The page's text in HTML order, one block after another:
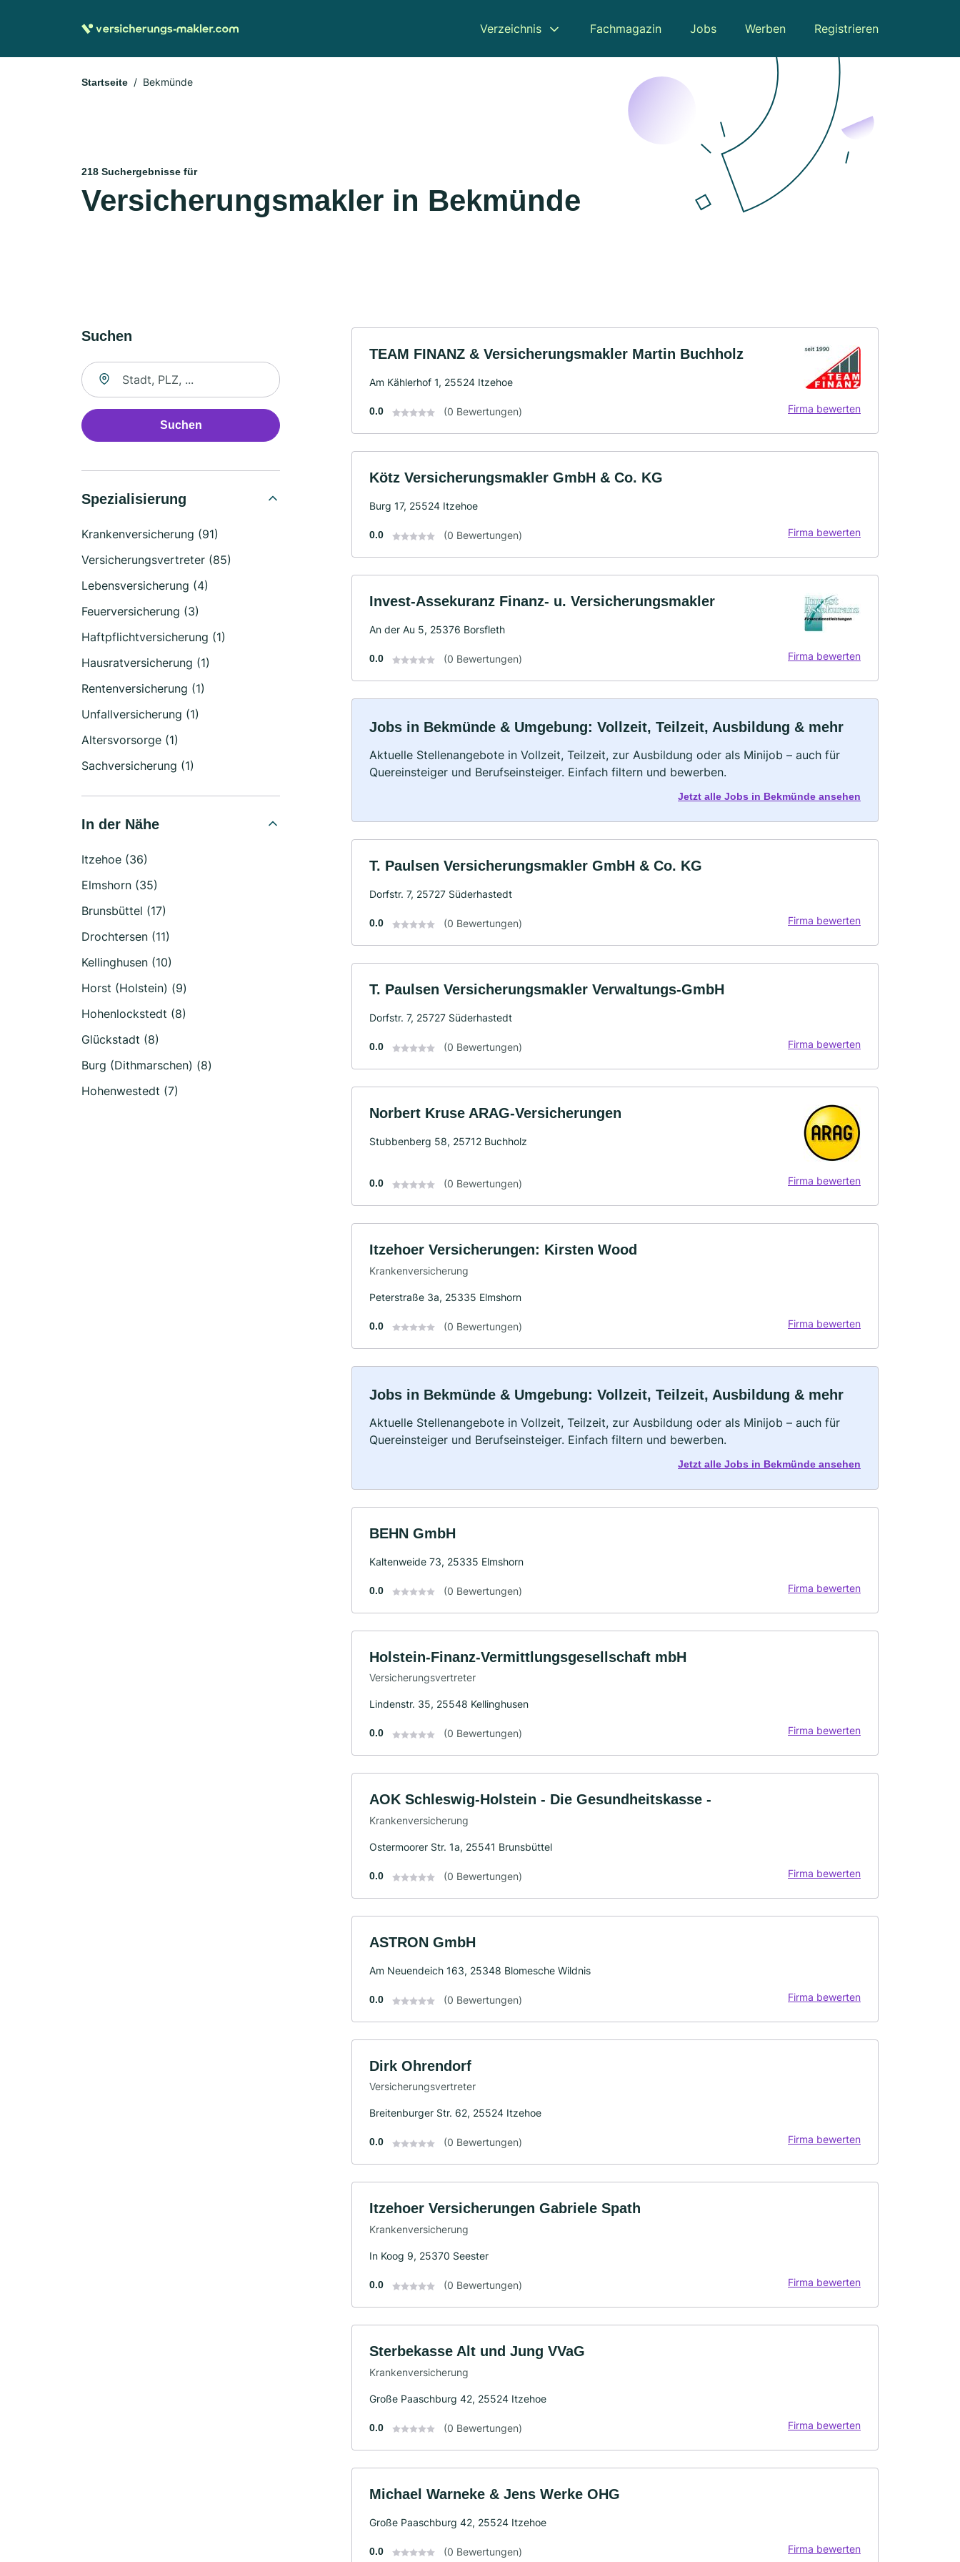
Verzeichnis Fachmagazin Jobs Werben Registrieren
Startseite Bekmünde
218 Suchergebnisse für
Versicherungsmakler in Bekmünde
Suchen
Suche nach Ort
Suchen
Spezialisierung
Krankenversicherung (91)
Versicherungsvertreter (85)
Lebensversicherung (4)
Feuerversicherung (3)
Haftpflichtversicherung (1)
Hausratversicherung (1)
Rentenversicherung (1)
Unfallversicherung (1)
Altersvorsorge (1)
Sachversicherung (1)
In der Nähe
Itzehoe (36)
Elmshorn (35)
Brunsbüttel (17)
Drochtersen (11)
Kellinghusen (10)
Horst (Holstein) (9)
Hohenlockstedt (8)
Glückstadt (8)
Burg (Dithmarschen) (8)
Hohenwestedt (7)
TEAM FINANZ & Versicherungsmakler Martin Buchholz
Am Kählerhof 1, 25524 Itzehoe
0.0 (0 Bewertungen) Firma bewerten
Kötz Versicherungsmakler GmbH & Co. KG
Burg 17, 25524 Itzehoe
0.0 (0 Bewertungen) Firma bewerten
Invest-Assekuranz Finanz- u. Versicherungsmakler
An der Au 5, 25376 Borsfleth
0.0 (0 Bewertungen) Firma bewerten
Jobs in Bekmünde & Umgebung: Vollzeit, Teilzeit, Ausbildung & mehr
Aktuelle Stellenangebote in Vollzeit, Teilzeit, zur Ausbildung oder als Minijob – auch für
Quereinsteiger und Berufseinsteiger. Einfach filtern und bewerben.
Jetzt alle Jobs in Bekmünde ansehen
T. Paulsen Versicherungsmakler GmbH & Co. KG
Dorfstr. 7, 25727 Süderhastedt
0.0 (0 Bewertungen) Firma bewerten
T. Paulsen Versicherungsmakler Verwaltungs-GmbH
Dorfstr. 7, 25727 Süderhastedt
0.0 (0 Bewertungen) Firma bewerten
Norbert Kruse ARAG-Versicherungen
Stubbenberg 58, 25712 Buchholz
0.0 (0 Bewertungen) Firma bewerten
Itzehoer Versicherungen: Kirsten Wood
Krankenversicherung
Peterstraße 3a, 25335 Elmshorn
0.0 (0 Bewertungen) Firma bewerten
Jobs in Bekmünde & Umgebung: Vollzeit, Teilzeit, Ausbildung & mehr
Aktuelle Stellenangebote in Vollzeit, Teilzeit, zur Ausbildung oder als Minijob – auch für
Quereinsteiger und Berufseinsteiger. Einfach filtern und bewerben.
Jetzt alle Jobs in Bekmünde ansehen
BEHN GmbH
Kaltenweide 73, 25335 Elmshorn
0.0 (0 Bewertungen) Firma bewerten
Holstein-Finanz-Vermittlungsgesellschaft mbH
Versicherungsvertreter
Lindenstr. 35, 25548 Kellinghusen
0.0 (0 Bewertungen) Firma bewerten
AOK Schleswig-Holstein - Die Gesundheitskasse -
Krankenversicherung
Ostermoorer Str. 1a, 25541 Brunsbüttel
0.0 (0 Bewertungen) Firma bewerten
ASTRON GmbH
Am Neuendeich 163, 25348 Blomesche Wildnis
0.0 (0 Bewertungen) Firma bewerten
Dirk Ohrendorf
Versicherungsvertreter
Breitenburger Str. 62, 25524 Itzehoe
0.0 (0 Bewertungen) Firma bewerten
Itzehoer Versicherungen Gabriele Spath
Krankenversicherung
In Koog 9, 25370 Seester
0.0 (0 Bewertungen) Firma bewerten
Sterbekasse Alt und Jung VVaG
Krankenversicherung
Große Paaschburg 42, 25524 Itzehoe
0.0 (0 Bewertungen) Firma bewerten
Michael Warneke & Jens Werke OHG
Große Paaschburg 42, 25524 Itzehoe
0.0 (0 Bewertungen) Firma bewerten